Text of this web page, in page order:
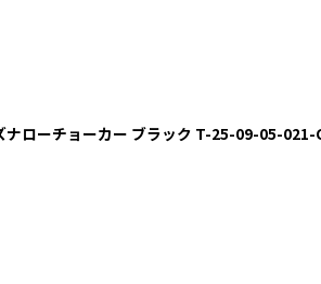
ナローチョーカー ブラック T-25-09-05-